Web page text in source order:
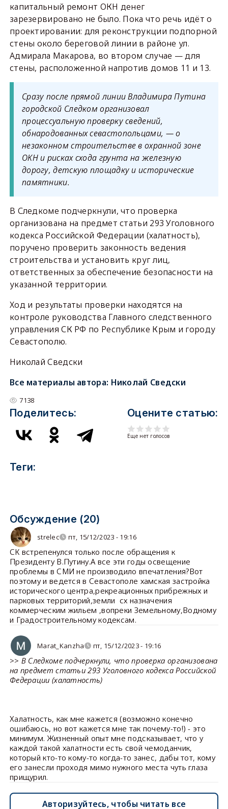
капитальный ремонт ОКН денег
зарезервировано не было. Пока что речь идёт о
проектировании: для реконструкции подпорной
стены около береговой линии в районе ул.
Адмирала Макарова, во втором случае — для
стены, расположенной напротив домов 11 и 13.
Сразу после прямой линии Владимира Путина
городской Следком организовал
процессуальную проверку сведений,
обнародованных севастопольцами, — о
незаконном строительстве в охранной зоне
ОКН и рисках схода грунта на железную
дорогу, детскую площадку и исторические
памятники.
В Следкоме подчеркнули, что проверка
организована на предмет статьи 293 Уголовного
кодекса Российской Федерации (халатность),
поручено проверить законность ведения
строительства и установить круг лиц,
ответственных за обеспечение безопасности на
указанной территории.
Ход и результаты проверки находятся на
контроле руководства Главного следственного
управления СК РФ по Республике Крым и городу
Севастополю.
Николай Сведски
Все материалы автора: Николай Сведски
7138
Поделитесь: Оцените статью:
Еще нет голосов
Теги:
Обсуждение (20)
strelec пт, 15/12/2023 - 19:16
СК встрепенулся только после обращения к
Президенту В.Путину.А все эти годы освещение
проблемы в СМИ не производило впечатления?Вот
поэтому и ведется в Севастополе хамская застройка
исторического центра,рекреационных прибрежных и
парковых территорий,земли сх назначения
коммерческим жильем ,вопреки Земельному,Водному
и Градостроительному кодексам.
Marat_Kanzha пт, 15/12/2023 - 19:16
>> В Следкоме подчеркнули, что проверка организована
на предмет статьи 293 Уголовного кодекса Российской
Федерации (халатность)
Халатность, как мне кажется (возможно конечно
ошибаюсь, но вот кажется мне так почему-то!) - это
минимум. Жизненный опыт мне подсказывает, что у
каждой такой халатности есть свой чемоданчик,
который кто-то кому-то когда-то занес, дабы тот, кому
его занесли проходя мимо нужного места чуть глаза
прищурил.
Авторизуйтесь, чтобы читать все